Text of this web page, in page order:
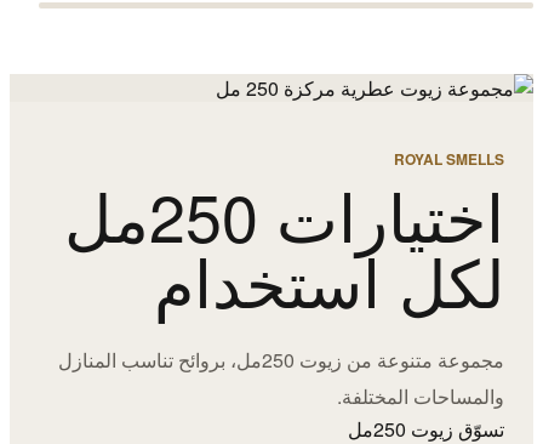
ROYAL SMELLS
اختيارات 250مل
لكل استخدام
مجموعة متنوعة من زيوت 250مل، بروائح تناسب المنازل
والمساحات المختلفة.
تسوّق زيوت 250مل